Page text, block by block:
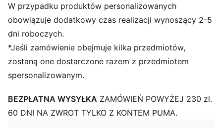
Innowacyjna konstrukcja, orientacja i rozmieszczenie
korków umożliwiające szybkie obroty i 360-
stopniową zwinność zarówno na twardym podłożu,
jak i na sztucznej murawie
FG/AG: podeszwa zewnętrzna do gry na twardych
nawierzchniach naturalnych i sztucznej murawie (4G).
Graj ze sznurowadłami lub bez
dzieci pomiędzy 8. a 16. rokiem życia
W przypadku produktów personalizowanych
obowiązuje dodatkowy czas realizacji wynoszący 2-5
dni roboczych.
*Jeśli zamówienie obejmuje kilka przedmiotów,
zostaną one dostarczone razem z przedmiotem
spersonalizowanym.
BEZPŁATNA WYSYŁKA ZAMÓWIEŃ POWYŻEJ 230 zl.
60 DNI NA ZWROT TYLKO Z KONTEM PUMA.